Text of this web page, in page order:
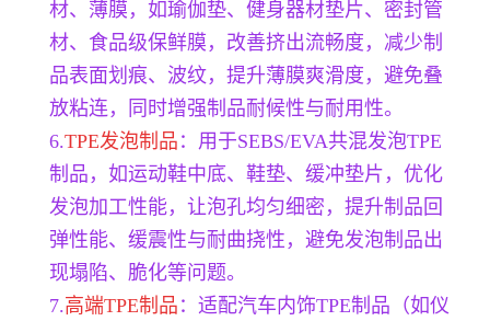
材、薄膜，如瑜伽垫、健身器材垫片、密封管
材、食品级保鲜膜，改善挤出流畅度，减少制
品表面划痕、波纹，提升薄膜爽滑度，避免叠
放粘连，同时增强制品耐候性与耐用性。
6.TPE发泡制品 ：用于SEBS/EVA共混发泡TPE
制品，如运动鞋中底、鞋垫、缓冲垫片，优化
发泡加工性能，让泡孔均匀细密，提升制品回
弹性能、缓震性与耐曲挠性，避免发泡制品出
现塌陷、脆化等问题。
7.高端TPE制品 ：适配汽车内饰TPE制品（如仪